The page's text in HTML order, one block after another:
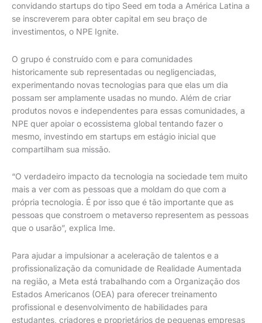
convidando startups do tipo Seed em toda a América Latina a
se inscreverem para obter capital em seu braço de
investimentos, o NPE Ignite.
O grupo é construído com e para comunidades
historicamente sub representadas ou negligenciadas,
experimentando novas tecnologias para que elas um dia
possam ser amplamente usadas no mundo. Além de criar
produtos novos e independentes para essas comunidades, a
NPE quer apoiar o ecossistema global tentando fazer o
mesmo, investindo em startups em estágio inicial que
compartilham sua missão.
“O verdadeiro impacto da tecnologia na sociedade tem muito
mais a ver com as pessoas que a moldam do que com a
própria tecnologia. É por isso que é tão importante que as
pessoas que constroem o metaverso representem as pessoas
que o usarão”, explica Ime.
Para ajudar a impulsionar a aceleração de talentos e a
profissionalização da comunidade de Realidade Aumentada
na região, a Meta está trabalhando com a Organização dos
Estados Americanos (OEA) para oferecer treinamento
profissional e desenvolvimento de habilidades para
estudantes, criadores e proprietários de pequenas empresas